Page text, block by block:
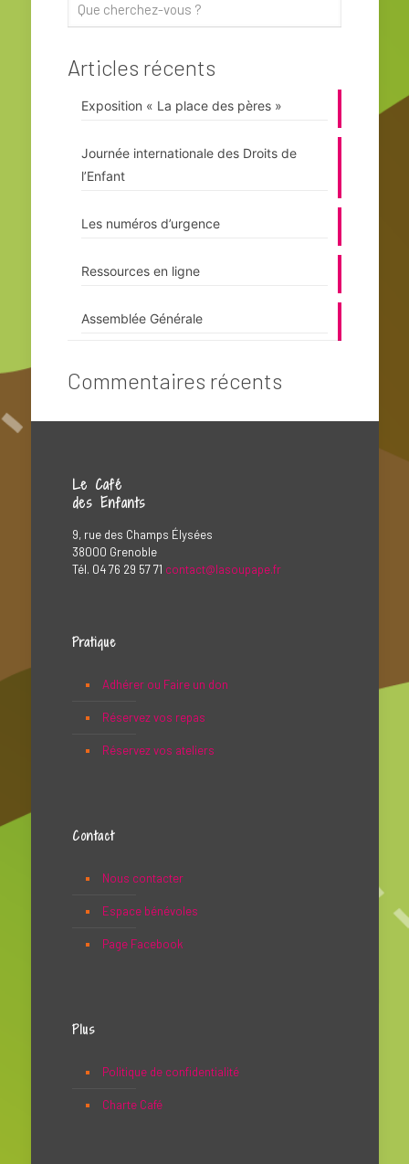
Articles récents
Exposition « La place des pères »
Journée internationale des Droits de
l’Enfant
Les numéros d’urgence
Ressources en ligne
Assemblée Générale
Commentaires récents
Le Café
des Enfants
9, rue des Champs Élysées
38000 Grenoble
Tél. 04 76 29 57 71 contact@lasoupape.fr
Pratique
Adhérer ou Faire un don
Réservez vos repas
Réservez vos ateliers
Contact
Nous contacter
Espace bénévoles
Page Facebook
Plus
Politique de confidentialité
Charte Café